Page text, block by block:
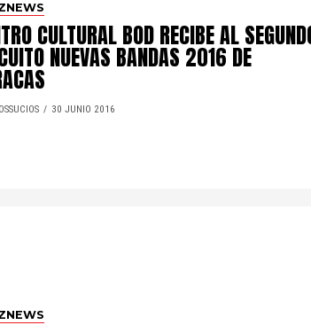
CULTURAL BOD RECIBE AL
NUEVAS BANDAS 2016 DE
30 JUNIO 2016